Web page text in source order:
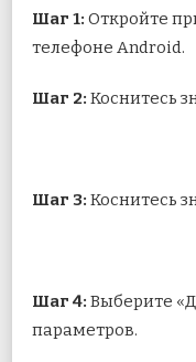
Шаг 1: Откройте
телефоне Android.
Шаг 2: Коснитесь
Шаг 3: Коснитесь
Шаг 4: Выберите
параметров.